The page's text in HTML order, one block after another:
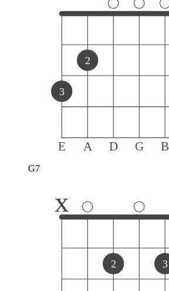
E A D G B
3
2
G7
x
2 3